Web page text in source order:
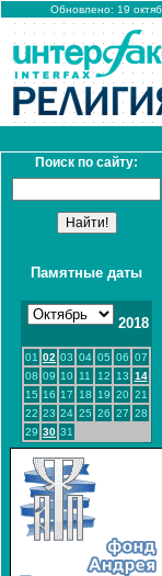
Обновлено: 19
Поиск по сайту:
Памятные даты
2018
01 02 03 04 05 06 07
08 09 10 11 12 13 14
15 16 17 18 19 20 21
22 23 24 25 26 27 28
29 30 31